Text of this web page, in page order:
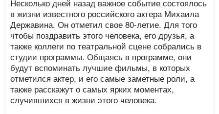
Несколько дней назад важное событие состоялось
в жизни известного российского актера Михаила
Державина. Он отметил свое 80-летие. Для того
чтобы поздравить этого человека, его друзья, а
также коллеги по театральной сцене собрались в
студии программы. Общаясь в программе, они
будут вспоминать лучшие фильмы, в которых
отметился актер, и его самые заметные роли, а
также расскажут о самых ярких моментах,
случившихся в жизни этого человека.